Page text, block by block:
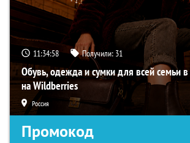
11:34:57 Получили: 31
Обувь, одежда и сумки для всей семьи в
на Wildberries
Россия
Промокод